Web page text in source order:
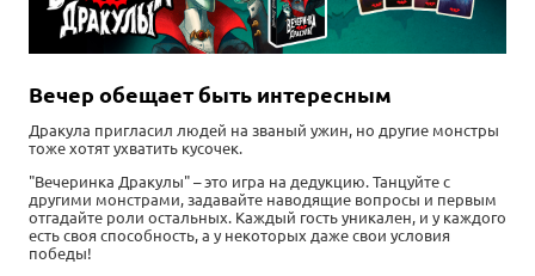
Вечер обещает быть интересным
Дракула пригласил людей на званый ужин, но другие монстры
тоже хотят ухватить кусочек.
"Вечеринка Дракулы"–это игра на дедукцию. Танцуйте с
другими монстрами, задавайте наводящие вопросы и первым
отгадайте роли остальных. Каждый гость уникален, и у каждого
есть своя способность, а у некоторых даже свои условия
победы!